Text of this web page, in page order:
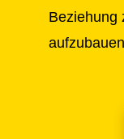
Beziehung